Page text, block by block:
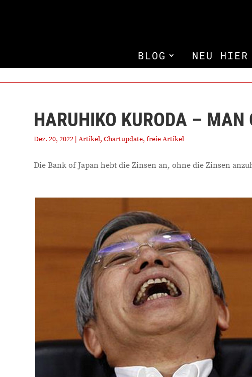
BLOG NEU HIER
HARUHIKO KURODA – MAN
Dez. 20, 2022 |Artikel,Chartupdate,freie Artikel
Die Bank of Japan hebt die Zinsen an, ohne die Zinsen